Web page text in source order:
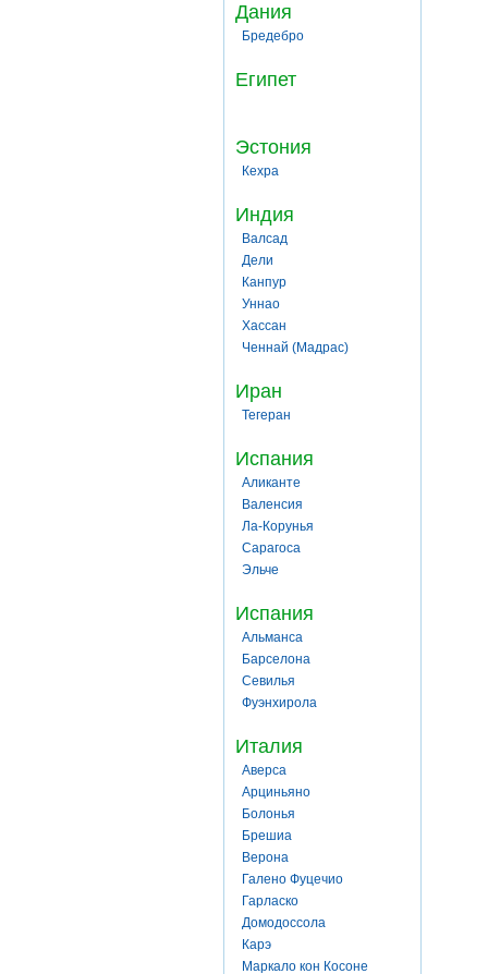
Дания
Бредебро
Египет
Эстония
Кехра
Индия
Валсад
Дели
Канпур
Уннао
Хассан
Ченнай (Мадрас)
Иран
Тегеран
Испания
Аликанте
Валенсия
Ла-Корунья
Сарагоса
Эльче
Испания
Альманса
Барселона
Севилья
Фуэнхирола
Италия
Аверса
Арциньяно
Болонья
Брешиа
Верона
Галено Фуцечио
Гарласко
Домодоссола
Карэ
Маркало кон Косоне